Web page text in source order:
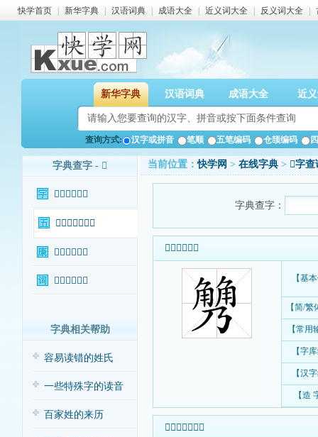
快学首页 新华字典 汉语词典 成语大全 近义词大全 反义词大全
新华字典 汉语词典 成语大全 近
查询方式: 汉字或拼音 笔顺 五笔编码 仓颉编码
字典查字 - 𧤢
𧤢字基本信息
𧤢字输入法查询
𧤢字康熙字典
𧤢字相关词语
字典相关帮助
容易读错的姓氏
一些特殊字的读音
百家姓的来历
当前位置：快学网 > 在线字典 > 𧤢字
字典查字：
𧤢字基本信息
【基
【简/
【常用
【字
【汉
【造
𧤢字输入法查询